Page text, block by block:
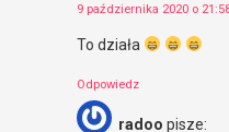
9 października 2020 o
To działa
Odpowiedz
radoo pisze: